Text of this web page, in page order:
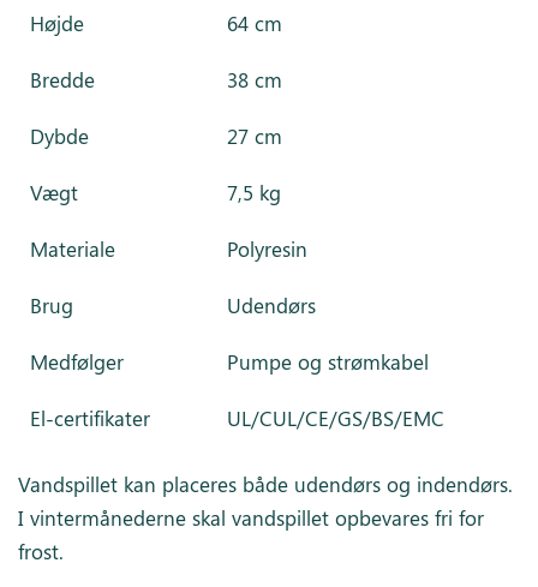
Højde 64 cm
Bredde 38 cm
Dybde 27 cm
Vægt 7,5 kg
Materiale Polyresin
Brug Udendørs
Medfølger Pumpe og strømkabel
El-certifikater UL/CUL/CE/GS/BS/EMC
Vandspillet kan placeres både udendørs og indendørs.
I vintermånederne skal vandspillet opbevares fri for
frost.